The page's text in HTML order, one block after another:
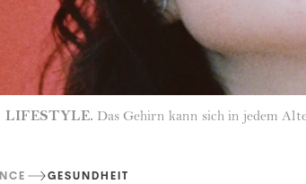
LIFESTYLE. Das Gehirn kann sich in jedem
GESUNDHEIT